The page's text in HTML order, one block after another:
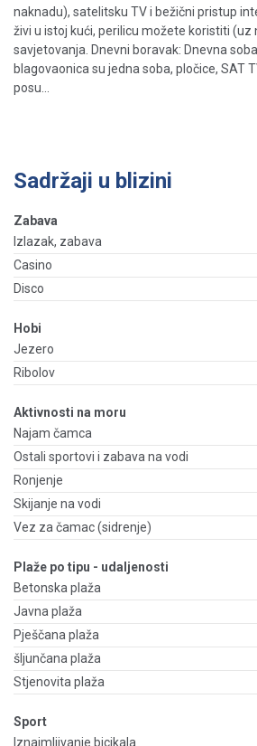
naknadu), satelitsku TV i bežični pristup
živi u istoj kući, perilicu možete koristiti (uz
savjetovanja. Dnevni boravak: Dnevna
blagovaonica su jedna soba, pločice, SAT
posu...
Sadržaji u blizini
Zabava
Izlazak, zabava
Casino
Disco
Hobi
Jezero
Ribolov
Aktivnosti na moru
Najam čamca
Ostali sportovi i zabava na vodi
Ronjenje
Skijanje na vodi
Vez za čamac (sidrenje)
Plaže po tipu - udaljenosti
Betonska plaža
Javna plaža
Pješčana plaža
šljunčana plaža
Stjenovita plaža
Sport
Iznajmljivanje bicikala